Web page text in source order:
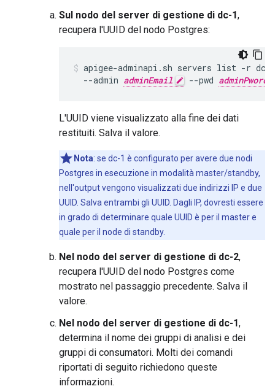
Sul nodo del server di gestione di dc-1,
recupera l'UUID del nodo Postgres:
apigee-adminapi.sh servers list -r
  --admin
adminEmail --pwd adminPword
L'UUID viene visualizzato alla fine dei dati
restituiti. Salva il valore.
Nota: se dc-1 è configurato per avere due nodi
Postgres in esecuzione in modalità master/standby,
nell'output vengono visualizzati due indirizzi IP e due
UUID. Salva entrambi gli UUID. Dagli IP, dovresti essere
in grado di determinare quale UUID è per il master e
quale per il node di standby.
Nel nodo del server di gestione di dc-2,
recupera l'UUID del nodo Postgres come
mostrato nel passaggio precedente. Salva il
valore.
Nel nodo del server di gestione di dc-1,
determina il nome dei gruppi di analisi e dei
gruppi di consumatori. Molti dei comandi
riportati di seguito richiedono queste
informazioni.